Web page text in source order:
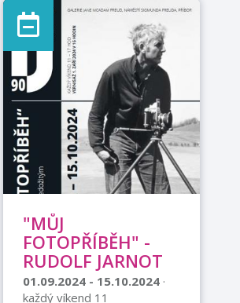
"MŮJ
FOTOPŘÍBĚH" -
RUDOLF JARNOT
01.09.2024 - 15.10.2024 ·
každý víkend 11